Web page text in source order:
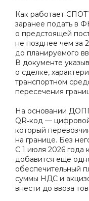
Как работает
заранее подать в
о предстоящей
не позднее чем за
до планируемого
В документе
о сделке,
транспортном
пересечения
На основании
QR‑код —
который
на границе. Без
С 1 июля 2026 года
добавится еще
обеспечительный
суммы НДС и
внести до ввоза